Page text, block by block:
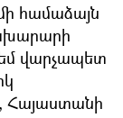
համաձայն
վարչապետ
Հայաստանի